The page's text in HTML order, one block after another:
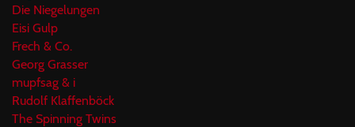
Die Niegelungen
Eisi Gulp
Frech & Co.
Georg Grasser
mupfsag & i
Rudolf Klaffenböck
The Spinning Twins